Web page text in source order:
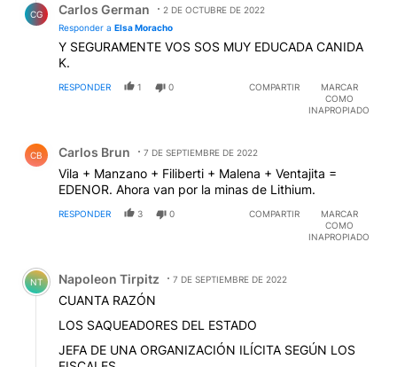
CG Carlos German
2 DE OCTUBRE DE 2022
Responder a Elsa Moracho
Y SEGURAMENTE VOS SOS MUY EDUCADA CANIDA
K.
RESPONDER 1 0 COMPARTIR
MARCAR
COMO
INAPROPIADO
CB Carlos Brun 7 DE SEPTIEMBRE DE 2022
Vila + Manzano + Filiberti + Malena + Ventajita =
EDENOR. Ahora van por la minas de Lithium.
RESPONDER 3 0 COMPARTIR
MARCAR
COMO
INAPROPIADO
Comentario de Napoleon Tirpitz.
NT Napoleon Tirpitz 7 DE SEPTIEMBRE DE 2022
CUANTA RAZÓN
LOS SAQUEADORES DEL ESTADO
JEFA DE UNA ORGANIZACIÓN ILÍCITA SEGÚN LOS